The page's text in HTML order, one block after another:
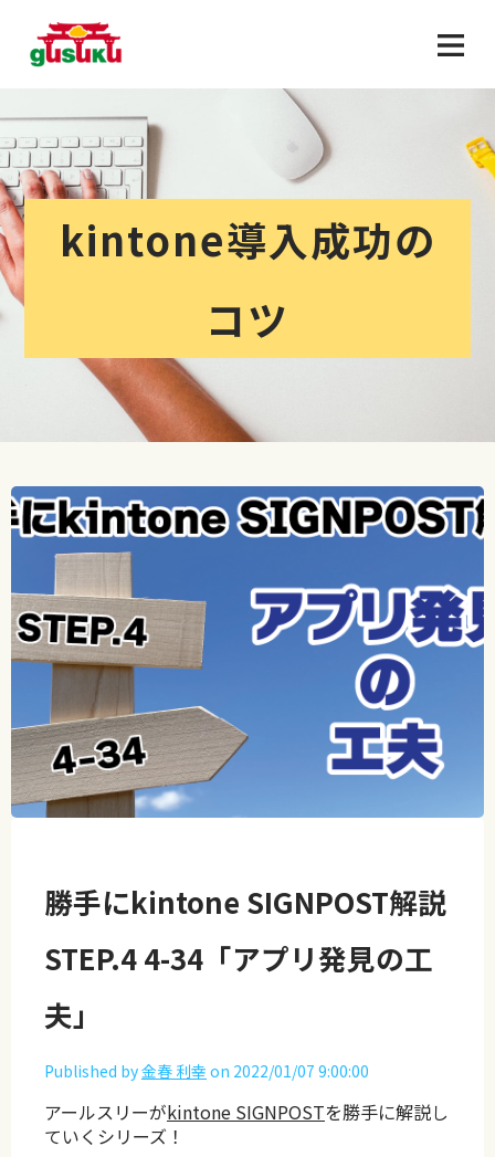
kintone導入成功の
コツ
勝手にkintone SIGNPOST解説
STEP.4 4-34「アプリ発見の工
夫」
Published by金春 利幸 on 2022/01/07 9:00:00
アールスリーがkintone SIGNPOSTを勝手に解説し
ていくシリーズ！